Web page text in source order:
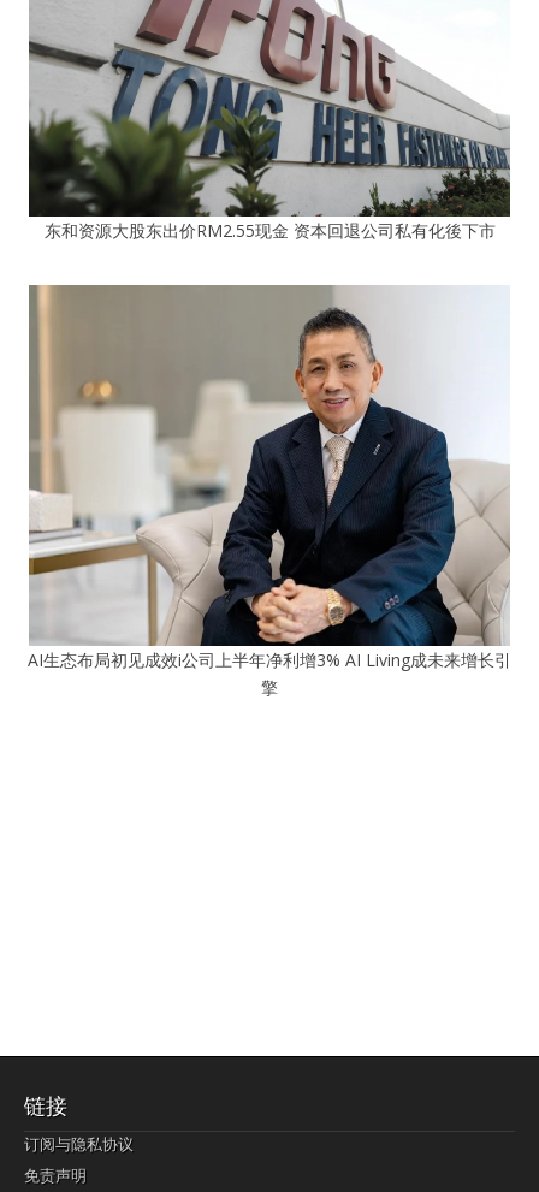
东和资源大股东出价RM2.55现金 资本回退公司私有化後下市
AI生态布局初见成效i公司上半年净利增3% AI Living成未来增长引
擎
链接
订阅与隐私协议
免责声明